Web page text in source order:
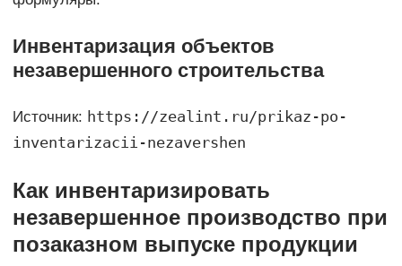
Инвентаризация объектов
незавершенного строительства
Источник: https://zealint.ru/prikaz-po-
inventarizacii-nezavershen
Как инвентаризировать
незавершенное производство при
позаказном выпуске продукции